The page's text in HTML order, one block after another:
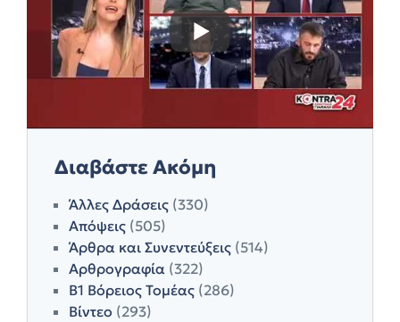
Διαβάστε Ακόμη
Άλλες Δράσεις (330)
Απόψεις (505)
Άρθρα και Συνεντεύξεις (514)
Αρθρογραφία (322)
Β1 Βόρειος Τομέας (286)
Βίντεο (293)